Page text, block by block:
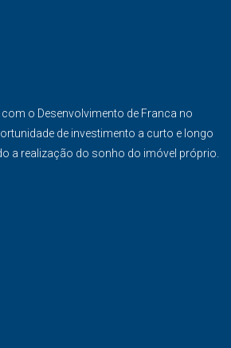
o Desenvolvimento de Franca no
de investimento a curto e longo
a realização do sonho do imóvel próprio.